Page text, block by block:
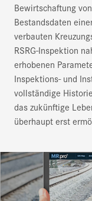
Bewirtschaftung
Bestandsdaten
verbauten
RSRG-Inspektion
erhobenen
Inspektions- und
vollständige
das zukünftige
überhaupt erst